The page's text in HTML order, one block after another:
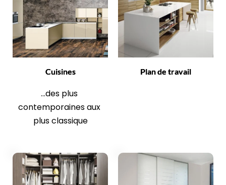
Cuisines
...des plus
contemporaines aux
plus classique
Plan de travail